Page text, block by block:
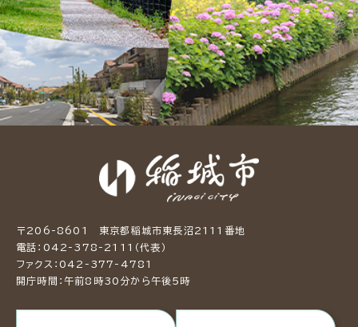
〒206-8601 東京都稲城市東長沼2111番地
電話：042-378-2111（代表）
ファクス：042-377-4781
開庁時間：午前8時30分から午後5時